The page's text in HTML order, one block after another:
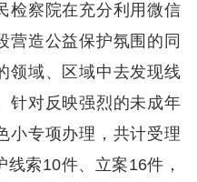
检察院在充分利用微信
营造公益保护氛围的同
领域、区域中去发现线
针对反映强烈的未成年
小专项办理，共计受理
索10件、立案16件，